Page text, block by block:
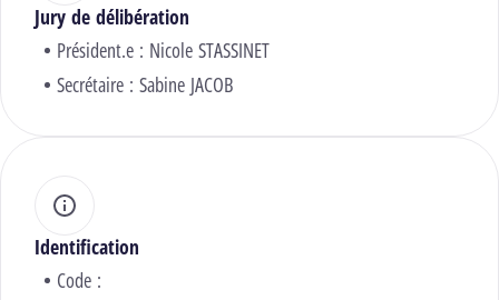
Jury de délibération
Président.e : Nicole STASSINET
Secrétaire : Sabine JACOB
Identification
Code :